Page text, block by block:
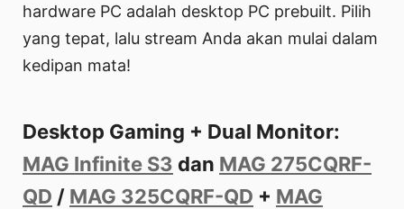
hardware PC adalah desktop PC prebuilt. Pilih
yang tepat, lalu stream Anda akan mulai dalam
kedipan mata!
Desktop Gaming + Dual Monitor:
MAG Infinite S3 dan MAG 275CQRF-
QD / MAG 325CQRF-QD + MAG